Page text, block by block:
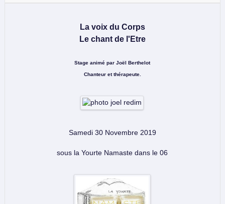
La voix du Corps
Le chant de l'Etre
Stage animé par Joël Berthelot
Chanteur et thérapeute.
Samedi 30 Novembre 2019
sous la Yourte Namaste dans le 06